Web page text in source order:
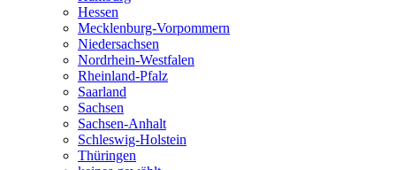
Hessen
Mecklenburg-Vorpommern
Niedersachsen
Nordrhein-Westfalen
Rheinland-Pfalz
Saarland
Sachsen
Sachsen-Anhalt
Schleswig-Holstein
Thüringen